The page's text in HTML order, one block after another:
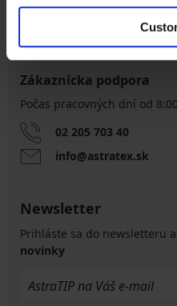
Zákaznícka podpora
Počas pracovných dní od
02 205 703 40
info@astratex.sk
Newsletter
Prihláste sa do newsletteru
novinky